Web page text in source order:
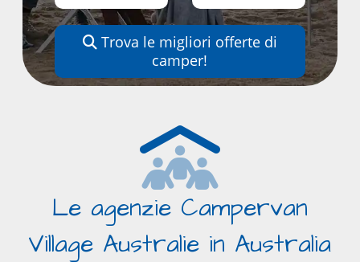
Trova le migliori offerte di
camper!
Le agenzie Campervan
Village Australie in Australia